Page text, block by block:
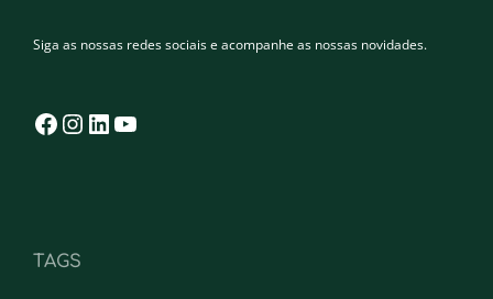
Siga as nossas redes sociais e acompanhe as nossas novidades.
Facebook
Instagram
LinkedIn
TAGS